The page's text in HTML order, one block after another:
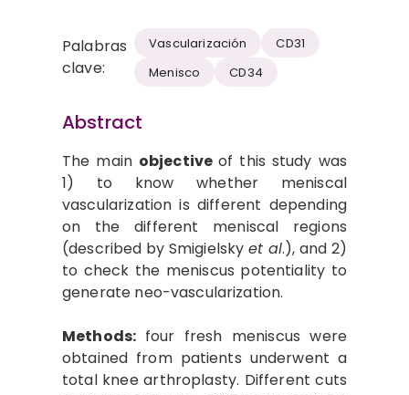
Palabras
clave:
Vascularización
CD31
Menisco
CD34
Abstract
The main objectiveof this study was
1) to know whether meniscal
vascularization is different depending
on the different meniscal regions
(described by Smigielsky et al.), and 2)
to check the meniscus potentiality to
generate neo-vascularization.
Methods: four fresh meniscus were
obtained from patients underwent a
total knee arthroplasty. Different cuts